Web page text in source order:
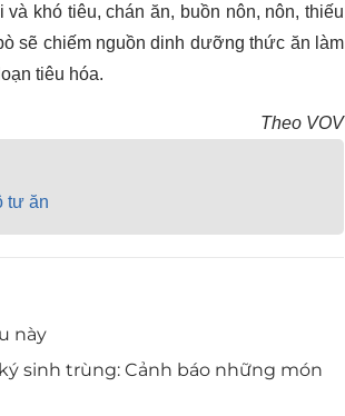
khó tiêu, chán ăn, buồn nôn, nôn, thiếu
sẽ chiếm nguồn dinh dưỡng thức ăn làm
tiêu hóa.
Theo VOV
tư ăn
này
sinh trùng: Cảnh báo những món